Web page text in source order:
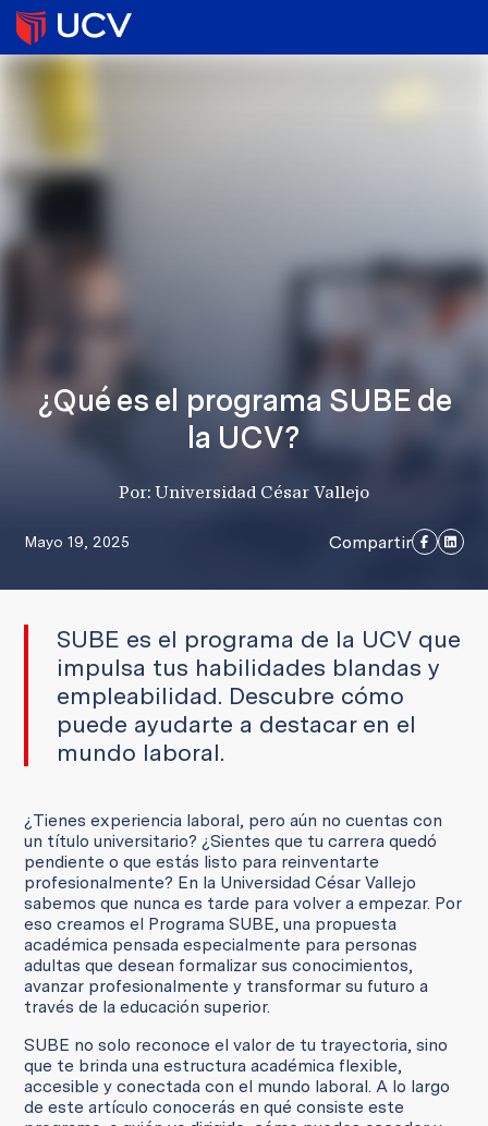
¿Qué es el programa SUBE de
la UCV?
Por: Universidad César Vallejo
Mayo 19, 2025 Compartir
SUBE es el programa de la UCV que
impulsa tus habilidades blandas y
empleabilidad. Descubre cómo
puede ayudarte a destacar en el
mundo laboral.
¿Tienes experiencia laboral, pero aún no cuentas con
un título universitario? ¿Sientes que tu carrera quedó
pendiente o que estás listo para reinventarte
profesionalmente? En la Universidad César Vallejo
sabemos que nunca es tarde para volver a empezar. Por
eso creamos el Programa SUBE, una propuesta
académica pensada especialmente para personas
adultas que desean formalizar sus conocimientos,
avanzar profesionalmente y transformar su futuro a
través de la educación superior.
SUBE no solo reconoce el valor de tu trayectoria, sino
que te brinda una estructura académica flexible,
accesible y conectada con el mundo laboral. A lo largo
de este artículo conocerás en qué consiste este